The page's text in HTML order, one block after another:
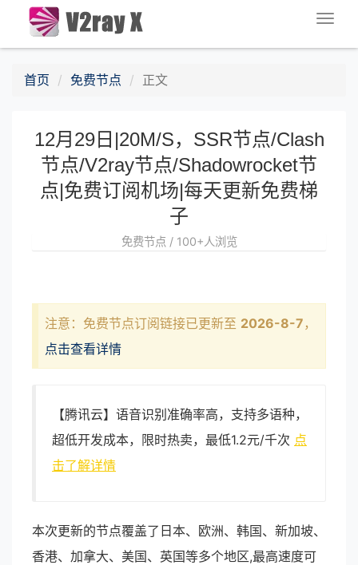
首页 免费节点 正文
12月29日|20M/S，SSR节点/Clash
节点/V2ray节点/Shadowrocket节
点|免费订阅机场|每天更新免费梯
子
免费节点 / 100+人浏览
注意：免费节点订阅链接已更新至 2026-8-7 ，
点击查看详情
【腾讯云】语音识别准确率高，支持多语种，
超低开发成本，限时热卖，最低1.2元/千次 点
击了解详情
本次更新的节点覆盖了日本、欧洲、韩国、新加坡、
香港、加拿大、美国、英国等多个地区,最高速度可